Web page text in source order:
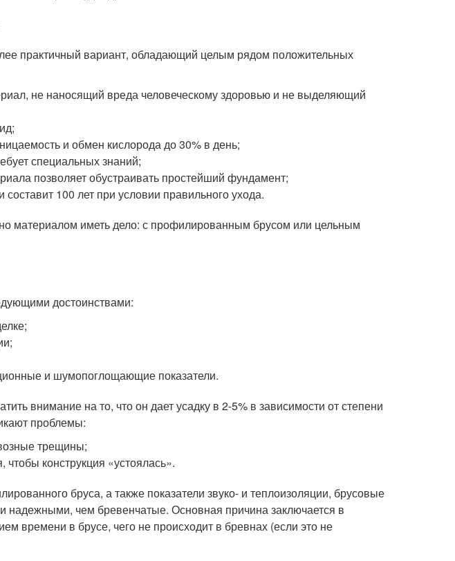
практичный вариант, обладающий целым рядом положительных
не наносящий вреда человеческому здоровью и не выделяющий
и обмен кислорода до 30% в день;
специальных знаний;
позволяет обустраивать простейший фундамент;
100 лет при условии правильного ухода.
материалом иметь дело: с профилированным брусом или цельным
достоинствами:
и шумопоглощающие показатели.
внимание на то, что он дает усадку в 2-5% в зависимости от степени
проблемы:
трещины;
конструкция «устоялась».
бруса, а также показатели звуко- и теплоизоляции, брусовые
надежными, чем бревенчатые. Основная причина заключается в
времени в брусе, чего не происходит в бревнах (если это не